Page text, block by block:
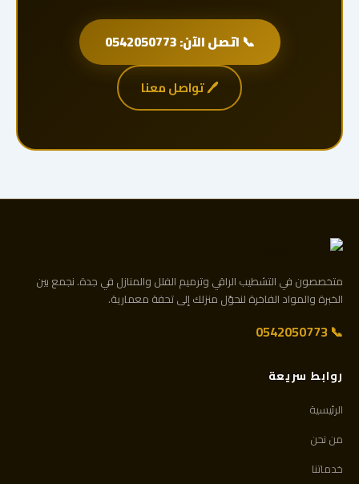
📞 اتصل الآن: 0542050773
🖊️ تواصل معنا
متخصصون في التشطيب الراقي وترميم الفلل والمنازل في جدة. نجمع بين
الخبرة والمواد الفاخرة لنحوّل منزلك إلى تحفة معمارية.
📞 0542050773
روابط سريعة
الرئيسية
من نحن
خدماتنا